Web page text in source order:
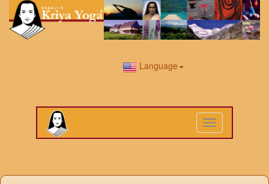
Language
Toggle
navigation